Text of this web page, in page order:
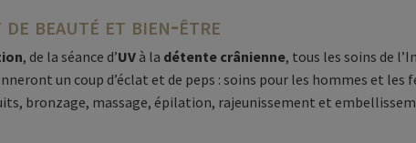
beauté et bien-être
, de la séance d’UV à la détente crânienne, tous les soins de
un coup d’éclat et de peps : soins pour les hommes et les
bronzage, massage, épilation, rajeunissement et